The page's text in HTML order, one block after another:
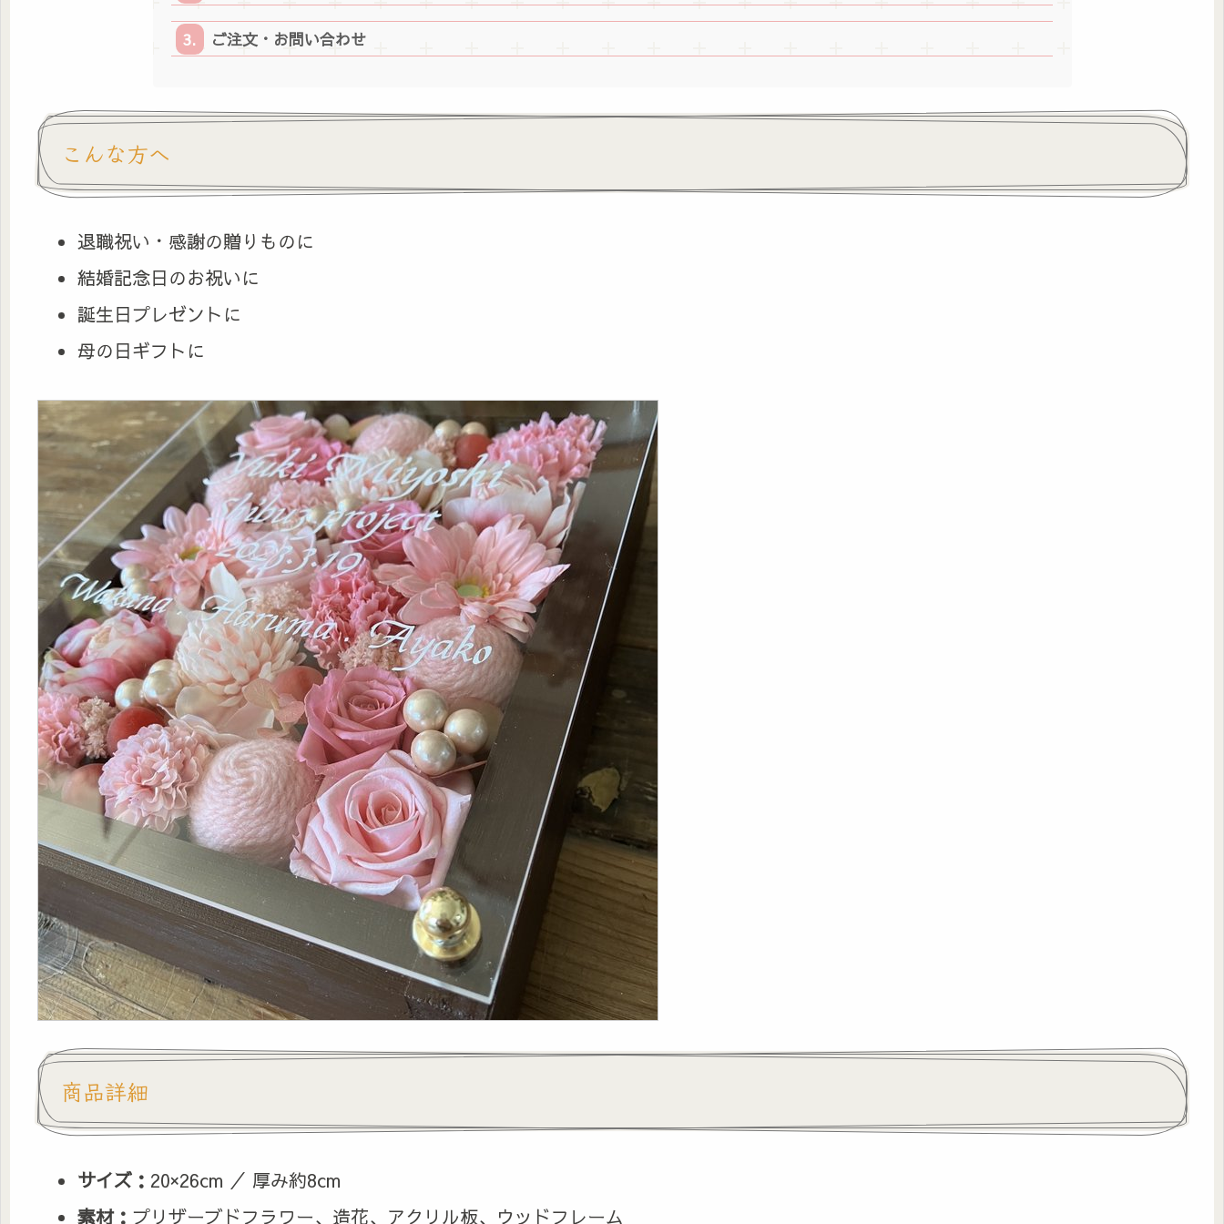
ご注文・お問い合わせ
こんな方へ
退職祝い・感謝の贈りものに
結婚記念日のお祝いに
誕生日プレゼントに
母の日ギフトに
商品詳細
サイズ： 20×26cm ／ 厚み約8cm
素材： プリザーブドフラワー、造花、アクリル板、ウッドフレーム